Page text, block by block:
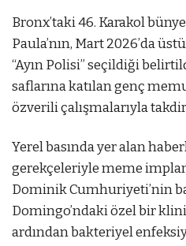
Bronx’taki 46. Karakol
Paula’nın, Mart 2026’da
“Ayın Polisi” seçildiği
saflarına katılan genç
özverili çalışmalarıyla
Yerel basında yer alan
gerekçeleriyle meme
Dominik Cumhuriyeti’nin
Domingo’ndaki özel bir
ardından bakteriyel